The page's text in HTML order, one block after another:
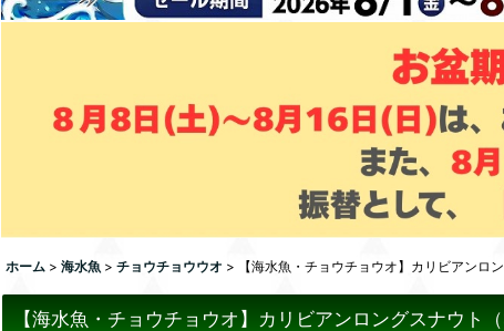
ホーム > 海水魚 > チョウチョウウオ > 【海水魚・チョウチョウオ】カリビアン
【海水魚・チョウチョウオ】カリビアンロングスナウ